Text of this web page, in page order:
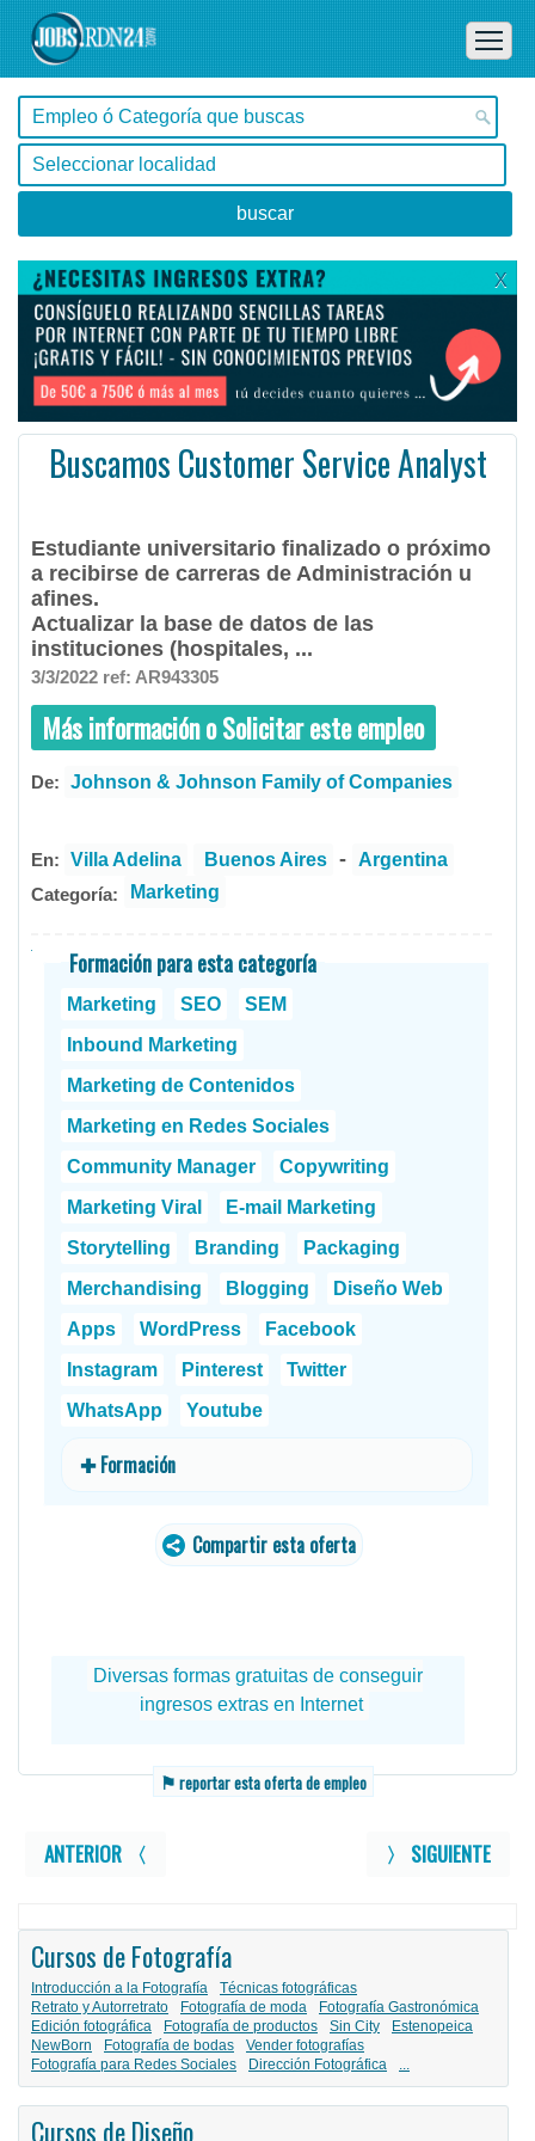
X
Buscamos Customer Service Analyst
Estudiante universitario finalizado o próximo
a recibirse de carreras de Administración u
afines.
Actualizar la base de datos de las
instituciones (hospitales, ...
3/3/2022 ref: AR943305
Más información o Solicitar este empleo
De: Johnson & Johnson Family of Companies
En: Villa Adelina Buenos Aires - Argentina
Categoría:
Marketing
Formación para esta categoría
Marketing SEO
SEM
Inbound Marketing
Marketing de Contenidos
Marketing en Redes Sociales
Community Manager
Copywriting
Marketing Viral
E-mail Marketing
Storytelling
Branding
Packaging
Merchandising
Blogging
Diseño Web
Apps
WordPress
Facebook
Instagram
Pinterest
Twitter
WhatsApp
Youtube
✚ Formación
Compartir esta oferta
⚑ reportar esta oferta de empleo
ANTERIOR 〈 〉 SIGUIENTE
Cursos de Fotografía
Introducción a la Fotografía
Técnicas fotográficas
Retrato y Autorretrato
Fotografía de moda
Fotografía Gastronómica
Edición fotográfica
Fotografía de productos Sin City
Estenopeica
NewBorn
Fotografía de bodas
Vender fotografías
Fotografía para Redes Sociales
Dirección Fotográfica ...
Cursos de Diseño